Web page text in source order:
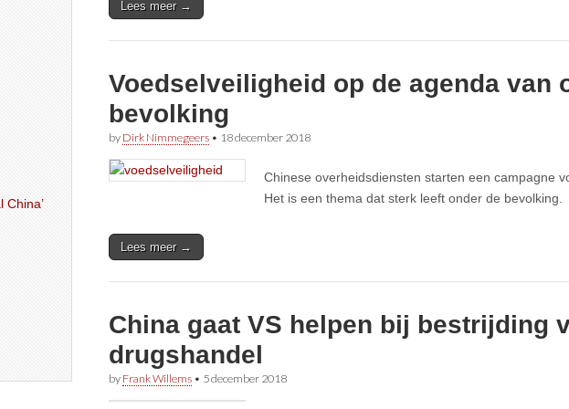
Lees meer →
Voedselveiligheid op de agenda van
bevolking
by Dirk Nimmegeers • 18 december 2018
Chinese overheidsdiensten starten een campagne
Het is een thema dat sterk leeft onder de bevolking.
Lees meer →
China gaat VS helpen bij bestrijding
drugshandel
by Frank Willems • 5 december 2018
China’